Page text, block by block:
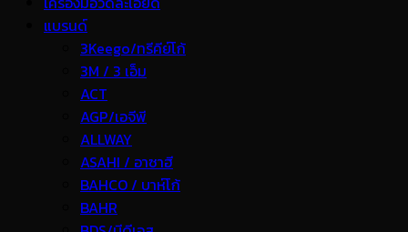
แบรนด์
3Keego/ทรีคีย์โก้
3M / 3 เอ็ม
ACT
AGP/เอจีพี
ALLWAY
ASAHI / อาซาฮี
BAHCO / บาห์โก้
BAHR